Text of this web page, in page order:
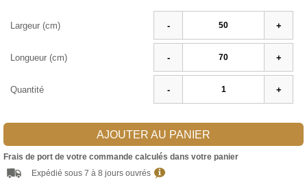
Largeur (cm) - +
Longueur (cm) - +
Quantité - +
AJOUTER AU PANIER
Frais de port de votre commande calculés dans votre panier
Expédié sous 7 à 8 jours ouvrés